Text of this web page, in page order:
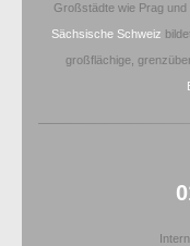
Großstädte wie Prag
Sächsische Schweiz
großflächige,